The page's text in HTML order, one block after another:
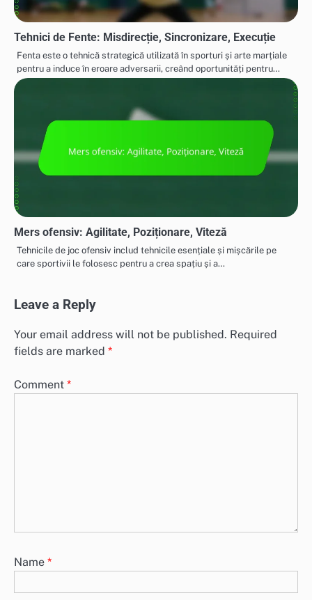
Tehnici de Fente: Misdirecție, Sincronizare, Execuție
Fenta este o tehnică strategică utilizată în sporturi și arte marțiale
pentru a induce în eroare adversarii, creând oportunități pentru…
Mers ofensiv: Agilitate, Poziționare, Viteză
Tehnicile de joc ofensiv includ tehnicile esențiale și mișcările pe
care sportivii le folosesc pentru a crea spațiu și a…
Leave a Reply
Your email address will not be published. Required
fields are marked *
Comment *
Name *